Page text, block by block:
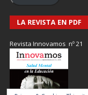
LA REVISTA EN PDF
Revista Innovamos nº 21